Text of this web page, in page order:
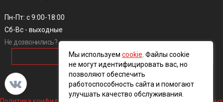
Пн-Пт: с 9:00-18:00
Сб-Вс - выходные
Не дозвонились?
ОБРАТНЫЙ ЗВОНОК
Мы используем cookie . Файлы cookie
не могут идентифицировать вас, но
позволяют обеспечить
работоспособность сайта и помогают
улучшать качество обслуживания.